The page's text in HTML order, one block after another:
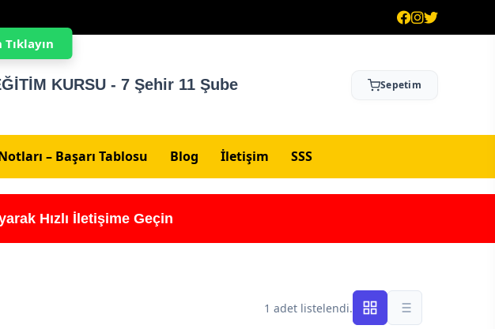
KURSU - 7 Şehir 11 Şube Sepetim
– Başarı Tablosu Blog İletişim SSS
Hızlı İletişime Geçin
1 adet listelendi.